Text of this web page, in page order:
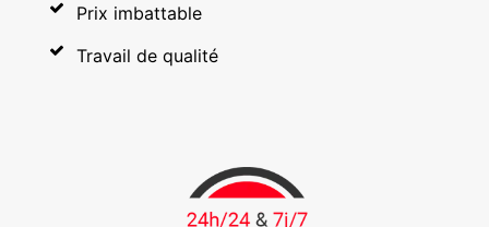
Prix imbattable
Travail de qualité